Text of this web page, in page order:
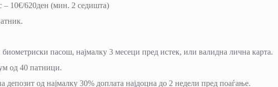
– 10€/620ден (мин. 2 седишта)
пасош, најмалку 3 месеци пред истек, или валидна лична карта.
од 40 патници.
депозит од најмалку 30% доплата најдоцна до 2 недели пред поаѓање.